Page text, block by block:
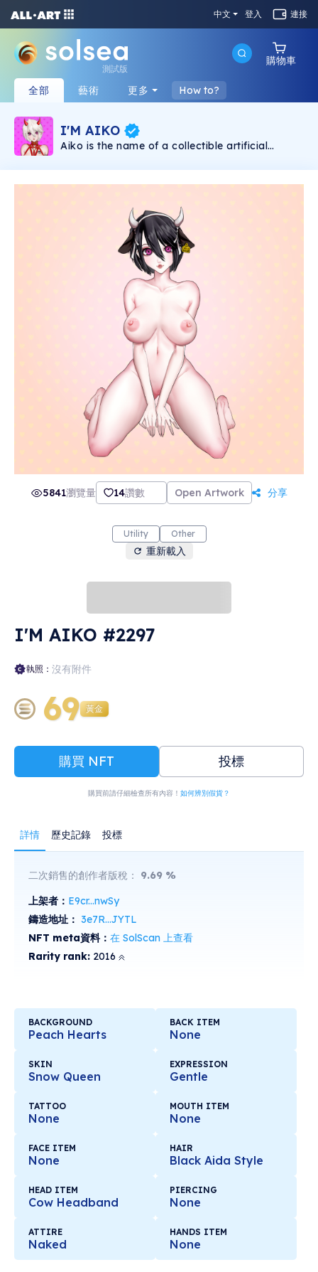
中文 登入 連接
測試版
購物車
全部 藝術 更多 How to?
I'M AIKO
Aiko is the name of a collectible artificial
form of NFT. Aiko is an Artificial Intelligence,
world in a unique, natural and liberal way. "I'M
AIKO" consists of 10,000 unique NFT art
pieces available on the Solana blockchain.
5841瀏覽量 14讚數 Open Artwork 分享
Utility Other
重新載入
I'M AIKO #2297
執照： 沒有附件
69 黃金
購買 NFT 投標
購買前請仔細檢查所有內容！ 如何辨別假貨？
詳情 歷史記錄 投標
二次銷售的創作者版稅： 9.69 %
上架者： E9cr...nwSy
鑄造地址： 3e7R...JYTL
NFT meta資料： 在 SolScan 上查看
Rarity rank: 2016
BACKGROUND
Peach Hearts
BACK ITEM
None
SKIN
Snow Queen
EXPRESSION
Gentle
TATTOO
None
MOUTH ITEM
None
FACE ITEM
None
HAIR
Black Aida Style
HEAD ITEM
Cow Headband
PIERCING
None
ATTIRE
Naked
HANDS ITEM
None